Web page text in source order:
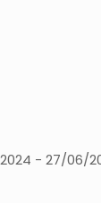
- 27/06/